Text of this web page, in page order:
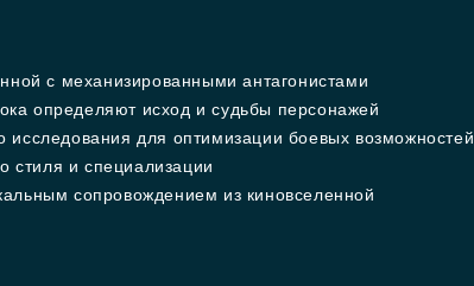
с механизированными антагонистами
определяют исход и судьбы персонажей
для оптимизации боевых возможностей
стиля и специализации
сопровождением из киновселенной